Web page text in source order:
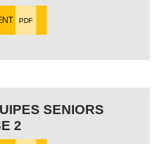
PDF
SENIORS
2